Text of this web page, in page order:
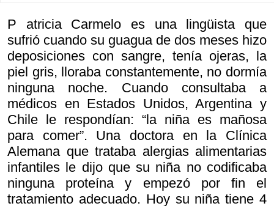
P atricia Carmelo es una lingüista que
sufrió cuando su guagua de dos meses hizo
deposiciones con sangre, tenía ojeras, la
piel gris, lloraba constantemente, no dormía
ninguna noche. Cuando consultaba a
médicos en Estados Unidos, Argentina y
Chile le respondían: “la niña es mañosa
para comer”. Una doctora en la Clínica
Alemana que trataba alergias alimentarias
infantiles le dijo que su niña no codificaba
ninguna proteína y empezó por fin el
tratamiento adecuado. Hoy su niña tiene 4